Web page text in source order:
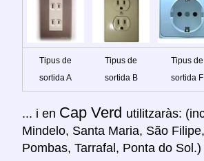
Tipus de
sortida A
Tipus de
sortida B
Tipus de
sortida F
... i en Cap Verd utilitzaràs:
Mindelo, Santa Maria, São
Pombas, Tarrafal, Ponta do Sol.)